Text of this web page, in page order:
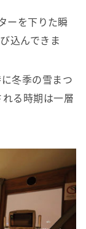
ーを下りた瞬
込んできま
冬季の雪まつ
る時期は一層